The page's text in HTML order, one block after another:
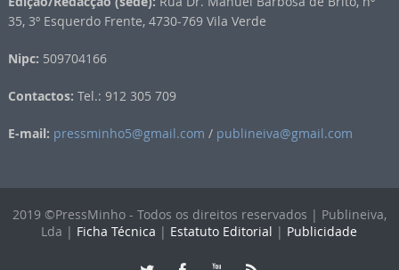
35, 3º Esquerdo Frente, 4730-769 Vila Verde
Nipc: 509704166
Contactos: Tel.: 912 305 709
E-mail: pressminho5@gmail.com / publineiva@gmail.com
2019 ©PressMinho - Todos os direitos reservados | Publineiva,
Lda | Ficha Técnica | Estatuto Editorial | Publicidade